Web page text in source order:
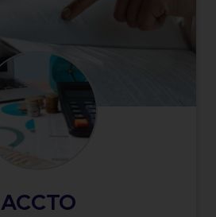
ACCTO